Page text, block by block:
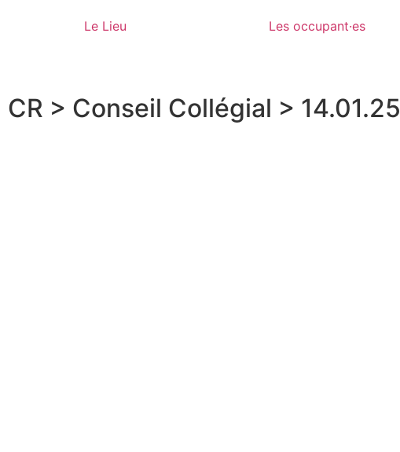
Le Lieu Les occupant·es
CR > Conseil Collégial > 14.01.25